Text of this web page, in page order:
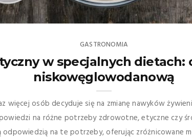
GASTRONOMIA
w specjalnych dietach:
niskowęglowodanową
więcej osób decyduje się na zmianę nawyków
na różne potrzeby zdrowotne, etyczne czy
odpowiedzią na te potrzeby, oferując zróżnicowane